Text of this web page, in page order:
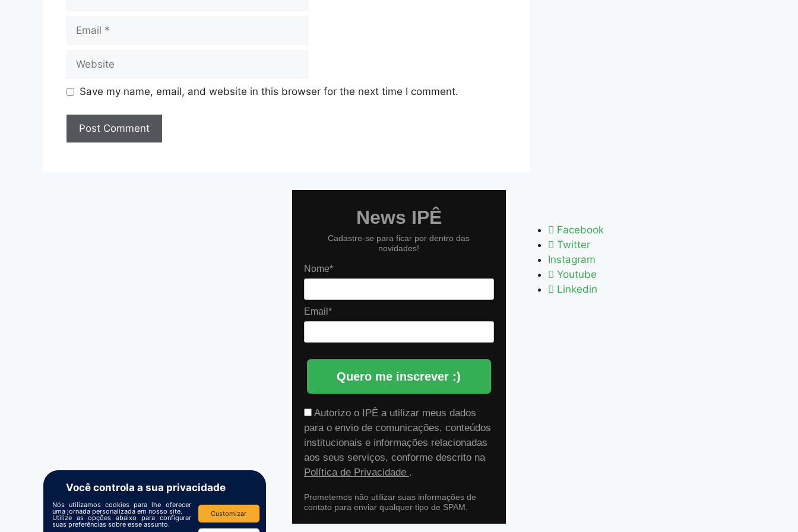
Save my name, email, and website in this browser for the next time I comment.
News IPÊ
Cadastre-se para ficar por dentro das
novidades!
Nome*
Email*
Quero me inscrever :)
Autorizo o IPÊ a utilizar meus dados
para o envio de comunicações, conteúdos
institucionais e informações relacionadas
aos seus serviços, conforme descrito na
Política de Privacidade .
Prometemos não utilizar suas informações de
contato para enviar qualquer tipo de SPAM.
Facebook
Twitter
Instagram
Youtube
Linkedin
Você controla a sua privacidade
Nós utilizamos cookies para lhe oferecer
uma jornada personalizada em nosso site.
Utilize as opções abaixo para configurar
suas preferências sobre esse assunto.
Customizar